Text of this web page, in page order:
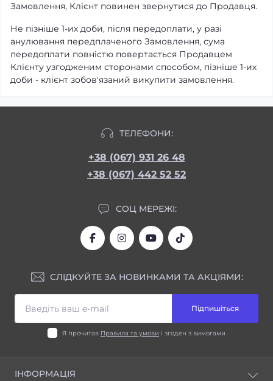
Замовлення, Клієнт повинен звернутися до Продавця.
Не пізніше 1-их доби, після передоплати, у разі
анулювання передплаченого Замовлення, сума
передоплати повністю повертається Продавцем
Клієнту узгодженим сторонами способом, пізніше 1-их
доби - клієнт зобов'язаний викупити замовлення.
ТЕЛЕФОНИ:
+38 (067) 931 26 48
+38 (067) 442 52 52
СОЦ МЕРЕЖІ:
СЛІДКУЙТЕ ЗА НОВИНКАМИ ТА АКЦІЯМИ:
Підпишіться
Я прочитав Правила та умови і згоден з вимогами
ІНФОРМАЦІЯ